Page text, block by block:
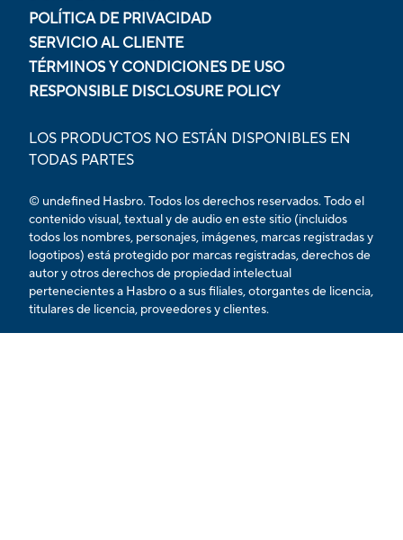
POLÍTICA DE PRIVACIDAD
SERVICIO AL CLIENTE
TÉRMINOS Y CONDICIONES DE USO
RESPONSIBLE DISCLOSURE POLICY
LOS PRODUCTOS NO ESTÁN DISPONIBLES EN
TODAS PARTES
© undefined Hasbro. Todos los derechos reservados. Todo el
contenido visual, textual y de audio en este sitio (incluidos
todos los nombres, personajes, imágenes, marcas registradas y
logotipos) está protegido por marcas registradas, derechos de
autor y otros derechos de propiedad intelectual
pertenecientes a Hasbro o a sus filiales, otorgantes de licencia,
titulares de licencia, proveedores y clientes.